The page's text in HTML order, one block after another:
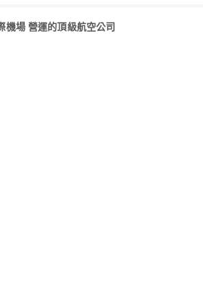
機場 營運的頂級航空公司